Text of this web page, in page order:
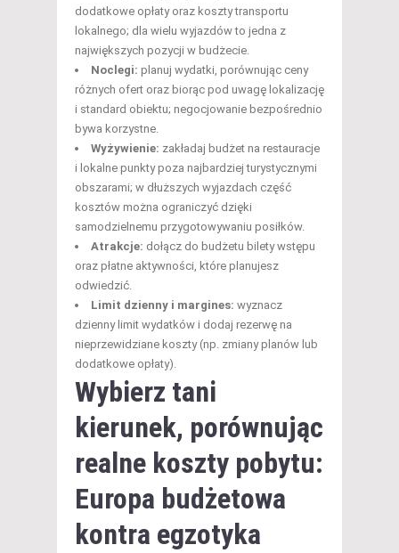
dodatkowe opłaty oraz koszty transportu
lokalnego; dla wielu wyjazdów to jedna z
największych pozycji w budżecie.
Noclegi: planuj wydatki, porównując ceny
różnych ofert oraz biorąc pod uwagę lokalizację
i standard obiektu; negocjowanie bezpośrednio
bywa korzystne.
Wyżywienie: zakładaj budżet na restauracje
i lokalne punkty poza najbardziej turystycznymi
obszarami; w dłuższych wyjazdach część
kosztów można ograniczyć dzięki
samodzielnemu przygotowywaniu posiłków.
Atrakcje: dołącz do budżetu bilety wstępu
oraz płatne aktywności, które planujesz
odwiedzić.
Limit dzienny i margines: wyznacz
dzienny limit wydatków i dodaj rezerwę na
nieprzewidziane koszty (np. zmiany planów lub
dodatkowe opłaty).
Wybierz tani
kierunek, porównując
realne koszty pobytu:
Europa budżetowa
kontra egzotyka